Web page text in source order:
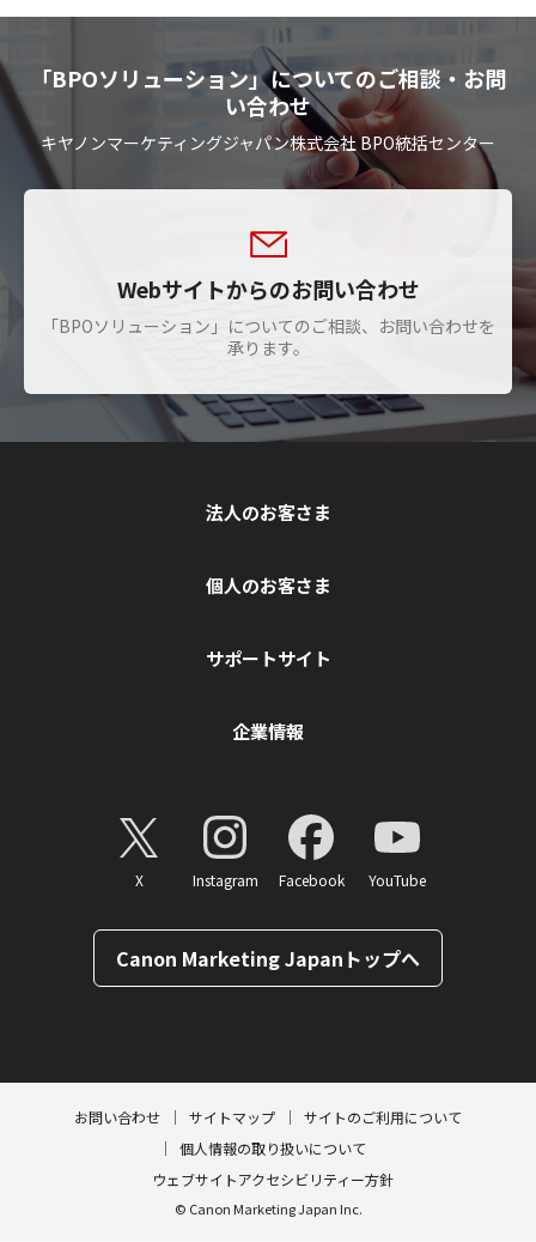
「BPOソリューション」についてのご相談・お問
い合わせ
キヤノンマーケティングジャパン株式会社 BPO統括センター
Webサイトからのお問い合わせ
「BPOソリューション」についてのご相談、お問い合わせを
承ります。
法人のお客さま
個人のお客さま
サポートサイト
企業情報
X Instagram Facebook YouTube
Canon Marketing Japanトップへ
お問い合わせ サイトマップ
サイトのご利用について
個人情報の取り扱いについて
ウェブサイトアクセシビリティー方針
© Canon Marketing Japan Inc.